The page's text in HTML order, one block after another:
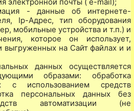
электронной почты ( e-maіl);
- данные об интернете-
Ip-Адрес, тип оборудования
мобильные устройства и т.п.) и
которое он использует,
выгруженных на Сайт файлах и и
данных осуществляется
образами: обработка
с использованием средств
персональных данных без
автоматизации (не